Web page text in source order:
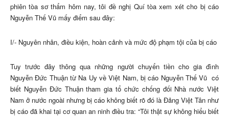
phiên tòa sơ thẩm hôm nay, tôi đề nghị Quí tòa xem xét cho bị cáo
Nguyễn Thế Vũ mấy điểm sau đây:
I/- Nguyên nhân, điều kiện, hoàn cảnh và mức độ phạm tội của bị cáo
Tuy trước đây thông qua những người chuyển tiền cho gia đình
Nguyễn Đức Thuận từ Na Uy về Việt Nam, bị cáo Nguyễn Thế Vũ có
biết Nguyễn Đức Thuận tham gia tổ chức chống đối Nhà nước Việt
Nam ở nước ngoài nhưng bị cáo không biết rõ đó là Đảng Việt Tân như
bị cáo đã khai tại cơ quan an ninh điều tra: “Tôi thật sự không hiểu biết